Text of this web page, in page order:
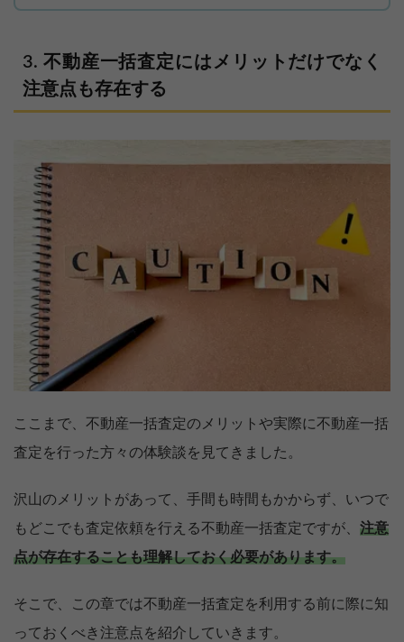
不動産一括査定にはメリットだけでなく
注意点も存在する
ここまで、不動産一括査定のメリットや実際に不動産一括
査定を行った方々の体験談を見てきました。
沢山のメリットがあって、手間も時間もかからず、いつで
もどこでも査定依頼を行える不動産一括査定ですが、 注意
点が存在することも理解しておく必要があります。
そこで、この章では不動産一括査定を利用する前に際に知
っておくべき注意点を紹介していきます。